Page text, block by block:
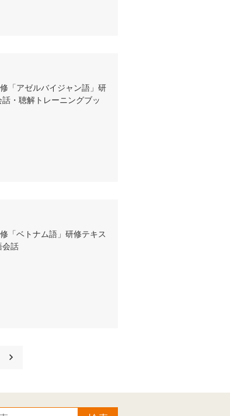
「アゼルバイジャン語」研
・聴解トレーニングブッ
「ベトナム語」研修テキス
話